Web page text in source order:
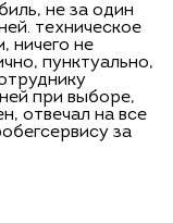
не за один
техническое
ничего не
пунктуально,
при выборе,
отвечал на все
за